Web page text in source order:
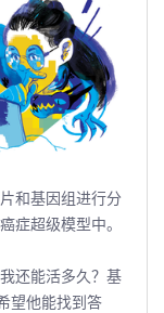
和基因组进行分
症超级模型中。
还能活多久？基
望他能找到答